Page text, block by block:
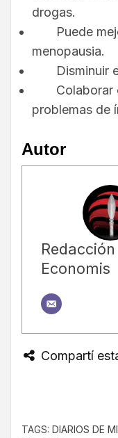
drogas.
Puede
menopausia.
Disminuir el
Colaborar
problemas de
Autor
Redacción
Economis
Compartí
TAGS: DIARIOS DE